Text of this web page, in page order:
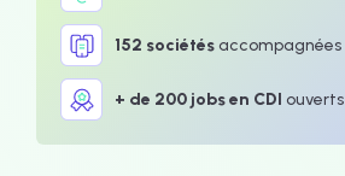
152 sociétésaccompagnées
+ de 200 jobs en CDI ouverts